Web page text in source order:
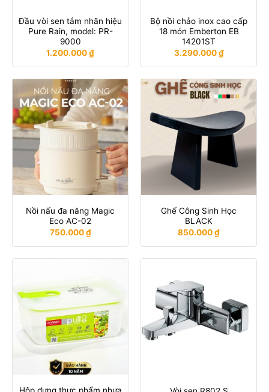
Đầu vòi sen tắm nhãn hiệu
Pure Rain, model: PR-
9000
1.200.000₫
Bộ nồi chảo inox cao cấp
18 món Emberton EB
14201ST
3.290.000₫
Nồi nấu đa năng Magic
Eco AC-02
750.000₫
Ghế Công Sinh Học
BLACK
850.000₫